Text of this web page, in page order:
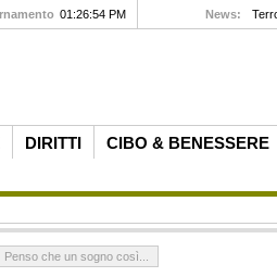
DIRITTI
CIBO & BENESSERE
01:26:54 PM News:
Penso che un sogno così...